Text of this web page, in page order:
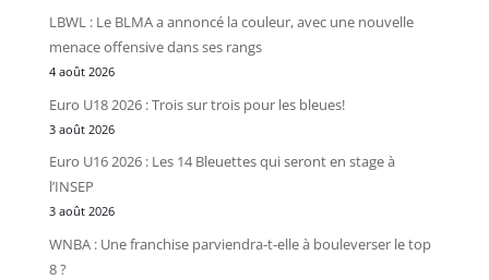
LBWL : Le BLMA a annoncé la couleur, avec une nouvelle
menace offensive dans ses rangs
4 août 2026
Euro U18 2026 : Trois sur trois pour les bleues!
3 août 2026
Euro U16 2026 : Les 14 Bleuettes qui seront en stage à
l’INSEP
3 août 2026
WNBA : Une franchise parviendra-t-elle à bouleverser le top
8 ?